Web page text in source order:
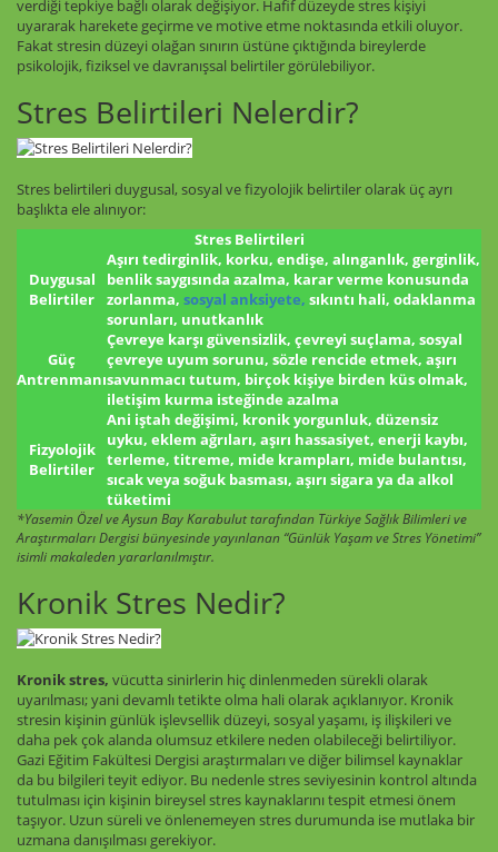
verdiği tepkiye bağlı olarak değişiyor. Hafif düzeyde stres kişiyi
uyararak harekete geçirme ve motive etme noktasında etkili oluyor.
Fakat stresin düzeyi olağan sınırın üstüne çıktığında bireylerde
psikolojik, fiziksel ve davranışsal belirtiler görülebiliyor.
Stres Belirtileri Nelerdir?
Stres belirtileri duygusal, sosyal ve fizyolojik belirtiler olarak üç ayrı
başlıkta ele alınıyor:
Stres Belirtileri
Duygusal
Belirtiler
Aşırı tedirginlik, korku, endişe, alınganlık, gerginlik,
benlik saygısında azalma, karar verme konusunda
zorlanma, sosyal anksiyete, sıkıntı hali, odaklanma
sorunları, unutkanlık
Güç
Antrenmanı
Çevreye karşı güvensizlik, çevreyi suçlama, sosyal
çevreye uyum sorunu, sözle rencide etmek, aşırı
savunmacı tutum, birçok kişiye birden küs olmak,
iletişim kurma isteğinde azalma
Fizyolojik
Belirtiler
Ani iştah değişimi, kronik yorgunluk, düzensiz
uyku, eklem ağrıları, aşırı hassasiyet, enerji kaybı,
terleme, titreme, mide krampları, mide bulantısı,
sıcak veya soğuk basması, aşırı sigara ya da alkol
tüketimi
*Yasemin Özel ve Aysun Bay Karabulut tarafından Türkiye Sağlık Bilimleri ve
Araştırmaları Dergisi bünyesinde yayınlanan “Günlük Yaşam ve Stres Yönetimi”
isimli makaleden yararlanılmıştır.
Kronik Stres Nedir?
Kronik stres, vücutta sinirlerin hiç dinlenmeden sürekli olarak
uyarılması; yani devamlı tetikte olma hali olarak açıklanıyor. Kronik
stresin kişinin günlük işlevsellik düzeyi, sosyal yaşamı, iş ilişkileri ve
daha pek çok alanda olumsuz etkilere neden olabileceği belirtiliyor.
Gazi Eğitim Fakültesi Dergisi araştırmaları ve diğer bilimsel kaynaklar
da bu bilgileri teyit ediyor. Bu nedenle stres seviyesinin kontrol altında
tutulması için kişinin bireysel stres kaynaklarını tespit etmesi önem
taşıyor. Uzun süreli ve önlenemeyen stres durumunda ise mutlaka bir
uzmana danışılması gerekiyor.